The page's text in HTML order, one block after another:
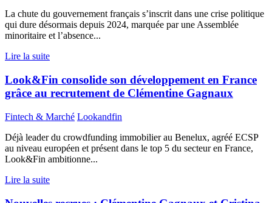
La chute du gouvernement français s’inscrit dans une crise politique
qui dure désormais depuis 2024, marquée par une Assemblée
minoritaire et l’absence...
Lire la suite
Look&Fin consolide son développement en France
grâce au recrutement de Clémentine Gagnaux
Fintech & Marché Lookandfin
Déjà leader du crowdfunding immobilier au Benelux, agréé ECSP
au niveau européen et présent dans le top 5 du secteur en France,
Look&Fin ambitionne...
Lire la suite